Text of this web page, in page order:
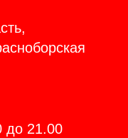
до 21.00